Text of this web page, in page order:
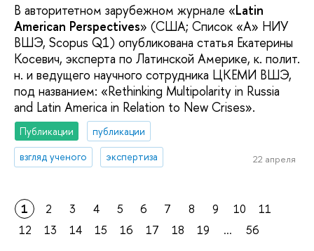
В авторитетном зарубежном журнале «Latin
American Perspectives» (США; Список «А» НИУ
ВШЭ, Scopus Q1) опубликована статья Екатерины
Косевич, эксперта по Латинской Америке, к. полит.
н. и ведущего научного сотрудника ЦКЕМИ ВШЭ,
под названием: «Rethinking Multipolarity in Russia
and Latin America in Relation to New Crises».
Публикации
публикации
взгляд ученого
экспертиза 22 апреля
1 2 3 4 5 6 7 8 9 10
11
12
13 14 15 16 17 18 19 ... 56